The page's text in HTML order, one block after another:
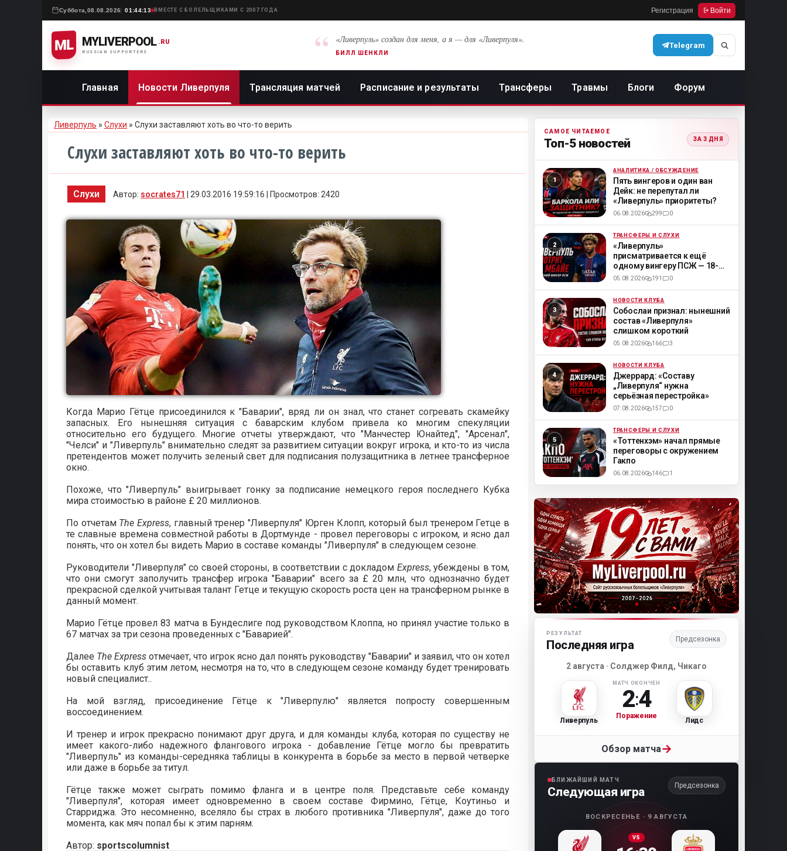
Суббота, 08.08.2026 01:44:13 ВМЕСТЕ С БОЛЕЛЬЩИКАМИ С 2007 ГОДА Регистрация Войти
ML MYLIVERPOOL
RUSSIAN SUPPORTERS
.RU “ «Ливерпуль» создан для меня, а я — для «Ливерпуля».
БИЛЛ ШЕНКЛИ
Telegram
Главная Новости Ливерпуля Трансляция матчей Расписание и результаты Трансферы Травмы Блоги Форум
Ливерпуль » Слухи » Слухи заставляют хоть во что-то верить
Слухи заставляют хоть во что-то верить
Слухи Автор: socrates71 | 29.03.2016 19:59:16 | Просмотров: 2420
Когда Марио Гётце присоединился к "Баварии", вряд ли он знал, что станет согревать скамейку
запасных. Его нынешняя ситуация с баварским клубом привела ко многим спекуляции
относительно его будущего. Многие отчеты утверждают, что "Манчестер Юнайтед", "Арсенал",
"Челси" и "Ливерпуль" внимательно следят за развитием ситуации вокруг игрока, и кто-то из числа
претендентов может получить зеленый свет для подписания полузащитника в летнее трансферное
окно.
Похоже, что "Ливерпуль" выигрывает гонку за подписание немецкого героя последнего Кубка
мира стоимостью в районе £ 20 миллионов.
По отчетам The Express, главный тренер "Ливерпуля" Юрген Клопп, который был тренером Гетце в
те славные времена совместной работы в Дортмунде - провел переговоры с игроком, и ясно дал
понять, что он хотел бы видеть Марио в составе команды "Ливерпуля" в следующем сезоне.
Руководители "Ливерпуля" со своей стороны, в соответствии с докладом Express, убеждены в том,
что они смогут заполучить трансфер игрока "Баварии" всего за £ 20 млн, что однозначно будет
прекрасной сделкой учитывая талант Гетце и текущую скорость роста цен на трансферном рынке в
данный момент.
Марио Гётце провел 83 матча в Бундеслиге под руководством Клоппа, но принял участие только в
67 матчах за три сезона проведенных с "Баварией".
Далее The Express отмечает, что игрок ясно дал понять руководству "Баварии" и заявил, что он хотел
бы оставить клуб этим летом, несмотря на то, что в следующем сезоне команду будет тренировать
новый специалист..
На мой взгляд, присоединение Гётце к "Ливерпулю" является попросту совершенным
воссоединением.
И тренер и игрок прекрасно понимают друг друга, и для команды клуба, которая по существу не
имеет какого-либо надежного флангового игрока - добавление Гётце могло бы превратить
"Ливерпуль" из команды-середняка таблицы в конкурента в борьбе за место в первой четверке
или даже в борьбе за титул.
Гётце также может сыграть помимо фланга и в центре поля. Представьте себе команду
"Ливерпуля", которая имеет одновременно в своем составе Фирмино, Гётце, Коутиньо и
Старриджа. Это несомненно, вселяло бы страх в любого противника "Ливерпуля", даже до того
момента, как мяч попал бы к этим парням.
Автор: sportscolumnist
САМОЕ ЧИТАЕМОЕ
Топ-5 новостей ЗА 3 ДНЯ
ML АНАЛИТИКА / ОБСУЖДЕНИЕ
Пять вингеров и один ван
Дейк: не перепутал ли
«Ливерпуль» приоритеты?
06.08.2026 299 0
ML ТРАНСФЕРЫ И СЛУХИ
«Ливерпуль»
присматривается к ещё
одному вингеру ПСЖ — 18-
летнему Мбайе
05.08.2026 191 0
ML НОВОСТИ КЛУБА
Собослаи признал: нынешний
состав «Ливерпуля»
слишком короткий
05.08.2026 166 3
ML НОВОСТИ КЛУБА
Джеррард: «Составу
„Ливерпуля“ нужна
серьёзная перестройка»
07.08.2026 157 0
ML ТРАНСФЕРЫ И СЛУХИ
«Тоттенхэм» начал прямые
переговоры с окружением
Гакпо
06.08.2026 146 1
Матч-центр «Ливерпуля»
РЕЗУЛЬТАТ
Последняя игра Предсезонка
2 августа · Солджер Филд, Чикаго
Ливерпуль
МАТЧ ОКОНЧЕН
2:4
Поражение
Лидс
Обзор матча→
БЛИЖАЙШИЙ МАТЧ
Следующая игра Предсезонка
ВОСКРЕСЕНЬЕ · 9 АВГУСТА
VS